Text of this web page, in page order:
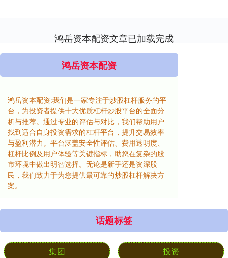
鸿岳资本配资文章已加载完成
鸿岳资本配资
鸿岳资本配资:我们是一家专注于炒股杠杆服务的平
台，为投资者提供十大优质杠杆炒股平台的全面分
析与推荐。通过专业的评估与对比，我们帮助用户
找到适合自身投资需求的杠杆平台，提升交易效率
与盈利潜力。平台涵盖安全性评估、费用透明度、
杠杆比例及用户体验等关键指标，助您在复杂的股
市环境中做出明智选择。无论是新手还是资深股
民，我们致力于为您提供最可靠的炒股杠杆解决方
案。
话题标签
集团 投资